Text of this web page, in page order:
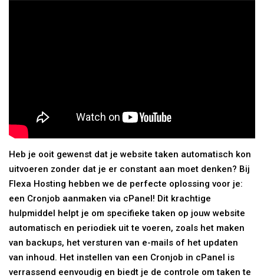
Heb je ooit gewenst dat je website taken automatisch kon
uitvoeren zonder dat je er constant aan moet denken? Bij
Flexa Hosting hebben we de perfecte oplossing voor je:
een Cronjob aanmaken via cPanel! Dit krachtige
hulpmiddel helpt je om specifieke taken op jouw website
automatisch en periodiek uit te voeren, zoals het maken
van backups, het versturen van e-mails of het updaten
van inhoud. Het instellen van een Cronjob in cPanel is
verrassend eenvoudig en biedt je de controle om taken te